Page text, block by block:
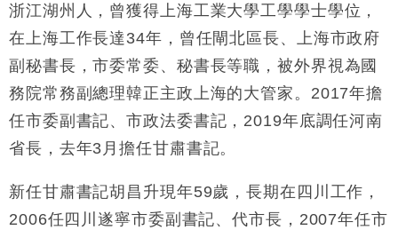
浙江湖州人，曾獲得上海工業大學工學學士學位，
在上海工作長達34年，曾任閘北區長、上海市政府
副秘書長，市委常委、秘書長等職，被外界視為國
務院常務副總理韓正主政上海的大管家。2017年擔
任市委副書記、市政法委書記，2019年底調任河南
省長，去年3月擔任甘肅書記。
新任甘肅書記胡昌升現年59歲，長期在四川工作，
2006任四川遂寧市委副書記、代市長，2007年任市